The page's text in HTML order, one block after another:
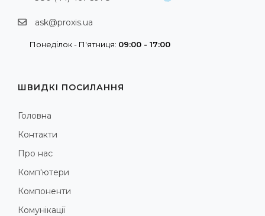
ask@proxis.ua
Понеділок - П'ятниця: 09:00 - 17:00
ШВИДКІ ПОСИЛАННЯ
Головна
Контакти
Про нас
Комп'ютери
Компоненти
Комунікації